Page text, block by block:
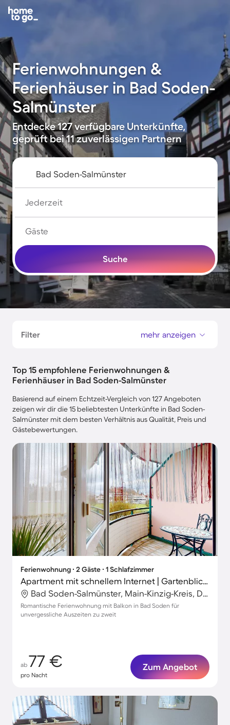
Ferienwohnungen &
Ferienhäuser in Bad Soden-
Salmünster
Entdecke 127 verfügbare Unterkünfte,
geprüft bei 11 zuverlässigen Partnern
Jederzeit
Gäste
Suche
Filter mehr anzeigen
Top 15 empfohlene Ferienwohnungen &
Ferienhäuser in Bad Soden-Salmünster
Basierend auf einem Echtzeit-Vergleich von 127 Angeboten
zeigen wir dir die 15 beliebtesten Unterkünfte in Bad Soden-
Salmünster mit dem besten Verhältnis aus Qualität, Preis und
Gästebewertungen.
Ferienwohnung ∙ 2 Gäste ∙ 1 Schlafzimmer
Apartment mit schnellem Internet | Gartenblick | Perfekt für die Arbeit von Zuhause
Bad Soden-Salmünster, Main-Kinzig-Kreis, Deutschland
Romantische Ferienwohnung mit Balkon in Bad Soden für
unvergessliche Auszeiten zu zweit
ab 77 €
pro Nacht
Zum Angebot